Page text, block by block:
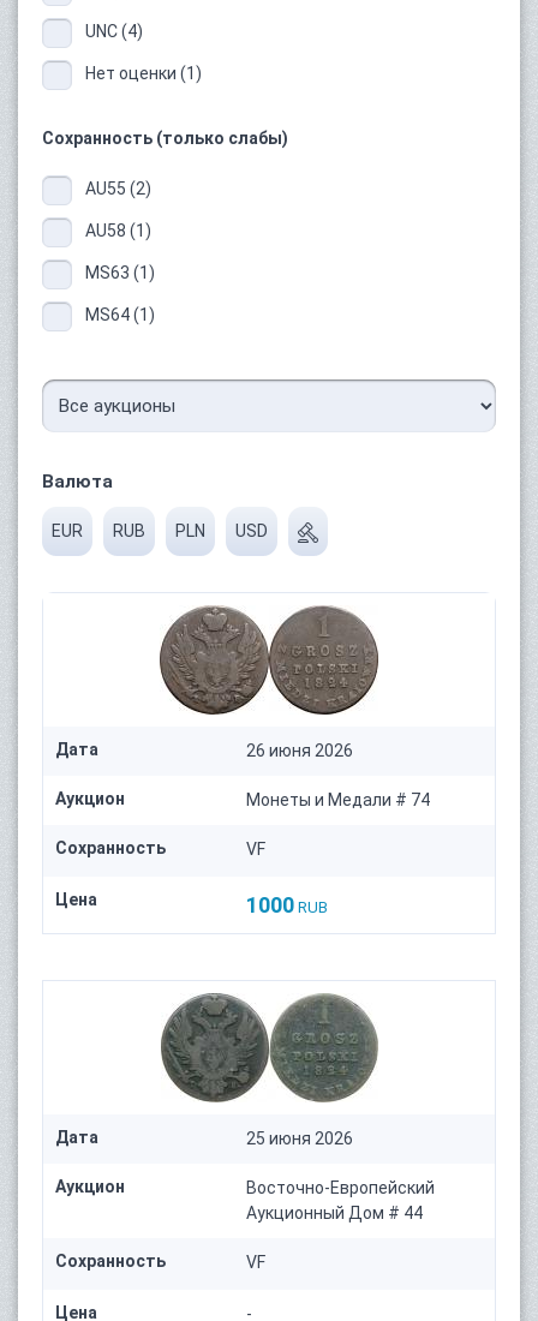
UNC (4)
Нет оценки (1)
Сохранность (только слабы)
AU55 (2)
AU58 (1)
MS63 (1)
MS64 (1)
Валюта
EUR RUB PLN USD
Дата 26 июня 2026
Аукцион Монеты и Медали # 74
Сохранность VF
Цена 1000 RUB
Дата 25 июня 2026
Аукцион
Восточно-Европейский
Аукционный Дом # 44
Сохранность VF
Цена -